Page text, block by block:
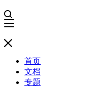
首页
文档
专题